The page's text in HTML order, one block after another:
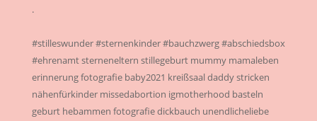
.
#stilleswunder #sternenkinder #bauchzwerg #abschiedsbox
#ehrenamt sterneneltern stillegeburt mummy mamaleben
erinnerung fotografie baby2021 kreißsaal daddy stricken
nähenfürkinder missedabortion igmotherhood basteln
geburt hebammen fotografie dickbauch unendlicheliebe